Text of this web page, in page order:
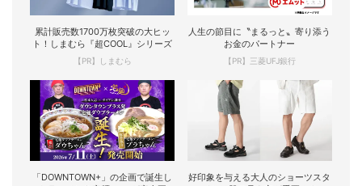
累計販売数1700万枚突破の大ヒッ
ト！しまむら『超COOL』シリーズ
【PR】しまむら
人生の節目に〝まるっと〟寄り添う
お金のパートナー
【PR】三菱UFJ銀行
「DOWNTOWN+」の企画で誕生し
好印象を与える大人のショーツスタ